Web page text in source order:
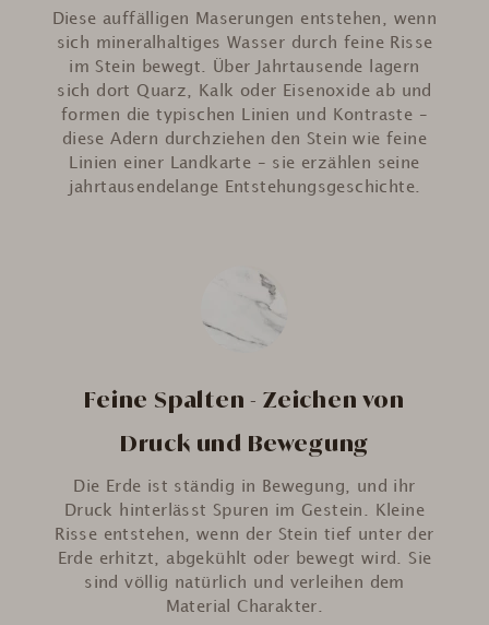
Diese auffälligen Maserungen entstehen, wenn
sich mineralhaltiges Wasser durch feine Risse
im Stein bewegt. Über Jahrtausende lagern
sich dort Quarz, Kalk oder Eisenoxide ab und
formen die typischen Linien und Kontraste –
diese Adern durchziehen den Stein wie feine
Linien einer Landkarte – sie erzählen seine
jahrtausendelange Entstehungsgeschichte.
Feine Spalten - Zeichen von
Druck und Bewegung
Die Erde ist ständig in Bewegung, und ihr
Druck hinterlässt Spuren im Gestein. Kleine
Risse entstehen, wenn der Stein tief unter der
Erde erhitzt, abgekühlt oder bewegt wird. Sie
sind völlig natürlich und verleihen dem
Material Charakter.